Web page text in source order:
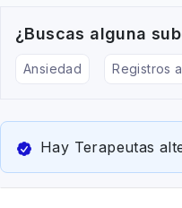
¿Buscas alguna
Ansiedad Registros
Hay Terapeutas